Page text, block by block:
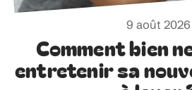
9 août 2026
Comment bien
entretenir sa